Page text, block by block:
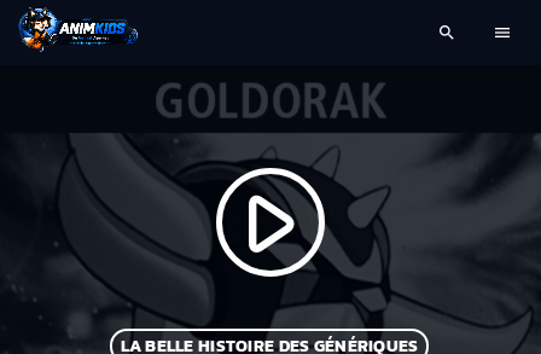
search menu
play_arrow
LA BELLE HISTOIRE DES GÉNÉRIQUES